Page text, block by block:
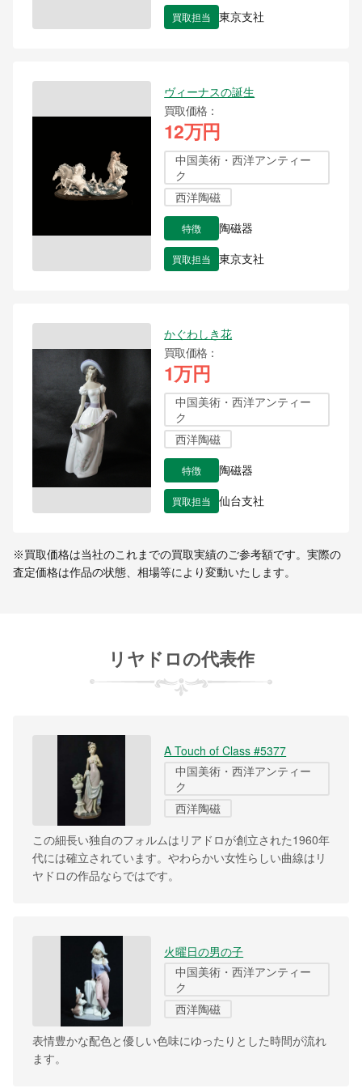
買取担当 東京支社
ヴィーナスの誕生
買取価格
12万円
中国美術・西洋アンティー
ク
西洋陶磁
特徴 陶磁器
買取担当 東京支社
かぐわしき花
買取価格
1万円
中国美術・西洋アンティー
ク
西洋陶磁
特徴 陶磁器
買取担当 仙台支社
※買取価格は当社のこれまでの買取実績のご参考額です。実際の
査定価格は作品の状態、相場等により変動いたします。
リヤドロの代表作
A Touch of Class #5377
中国美術・西洋アンティー
ク
西洋陶磁
この細長い独自のフォルムはリアドロが創立された1960年
代には確立されています。やわらかい女性らしい曲線はリ
ヤドロの作品ならではです。
火曜日の男の子
中国美術・西洋アンティー
ク
西洋陶磁
表情豊かな配色と優しい色味にゆったりとした時間が流れ
ます。